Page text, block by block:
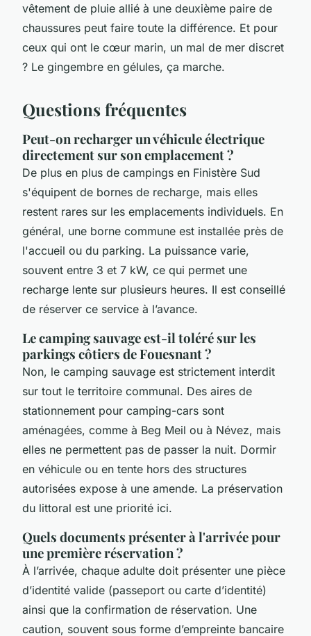
vêtement de pluie allié à une deuxième paire de
chaussures peut faire toute la différence. Et pour
ceux qui ont le cœur marin, un mal de mer discret
? Le gingembre en gélules, ça marche.
Questions fréquentes
Peut-on recharger un véhicule électrique
directement sur son emplacement ?
De plus en plus de campings en Finistère Sud
s'équipent de bornes de recharge, mais elles
restent rares sur les emplacements individuels. En
général, une borne commune est installée près de
l'accueil ou du parking. La puissance varie,
souvent entre 3 et 7 kW, ce qui permet une
recharge lente sur plusieurs heures. Il est conseillé
de réserver ce service à l’avance.
Le camping sauvage est-il toléré sur les
parkings côtiers de Fouesnant ?
Non, le camping sauvage est strictement interdit
sur tout le territoire communal. Des aires de
stationnement pour camping-cars sont
aménagées, comme à Beg Meil ou à Névez, mais
elles ne permettent pas de passer la nuit. Dormir
en véhicule ou en tente hors des structures
autorisées expose à une amende. La préservation
du littoral est une priorité ici.
Quels documents présenter à l'arrivée pour
une première réservation ?
À l’arrivée, chaque adulte doit présenter une pièce
d’identité valide (passeport ou carte d’identité)
ainsi que la confirmation de réservation. Une
caution, souvent sous forme d’empreinte bancaire